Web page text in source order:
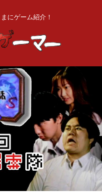
にゲーム紹介！